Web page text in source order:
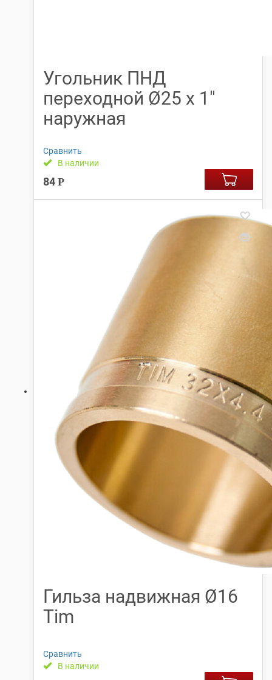
Угольник ПНД
переходной Ø25 х 1″
наружная
Сравнить
В наличии
84 Р
Гильза надвижная Ø16
Tim
Сравнить
В наличии